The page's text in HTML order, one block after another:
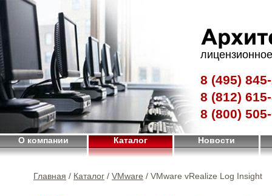
8 (495)
8 (812)
8 (800)
О компании Каталог Новости
Главная / Каталог / VMware / VMware vRealize Log Insight